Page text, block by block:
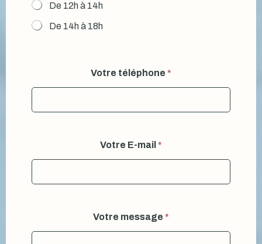
De 12h à 14h
De 14h à 18h
Votre téléphone *
Votre E-mail *
u
e
Votre message *